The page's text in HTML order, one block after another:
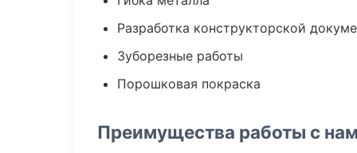
Разработка конструкторской
Зуборезные работы
Порошковая покраска
Преимущества работы с